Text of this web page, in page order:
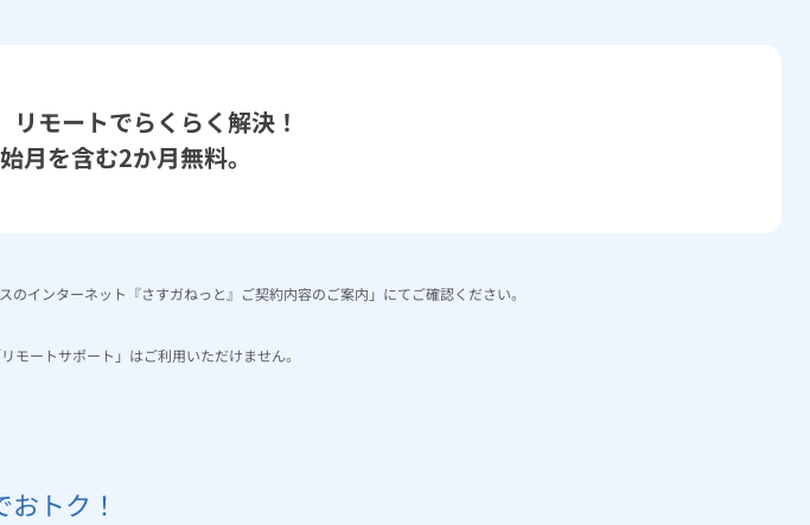
リモートでらくらく解決！
月を含む2か月無料。
インターネット『さすガねっと』ご契約内容のご案内」にてご確認ください。
ートサポート」はご利用いただけません。
トク！